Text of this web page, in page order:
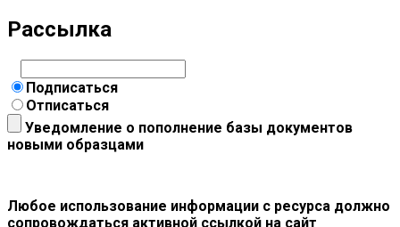
Рассылка
Подписаться
Отписаться
Уведомление о пополнение базы документов
новыми образцами
Любое использование информации с ресурса должно
сопровождаться активной ссылкой на сайт